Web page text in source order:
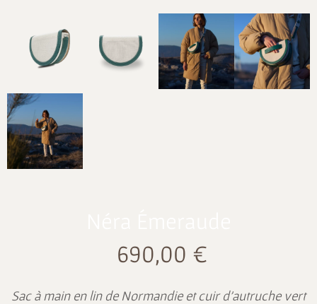
690,00 €
Sac à main en lin de Normandie et cuir d’autruche vert